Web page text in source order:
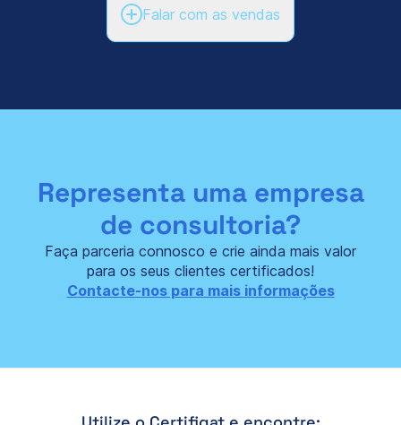
Falar com as vendas
Representa uma empresa
de consultoria?
Faça parceria connosco e crie ainda mais valor
para os seus clientes certificados!
Contacte-nos para mais informações